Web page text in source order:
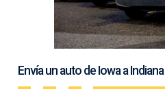
Envía un auto de Iowa a Indiana